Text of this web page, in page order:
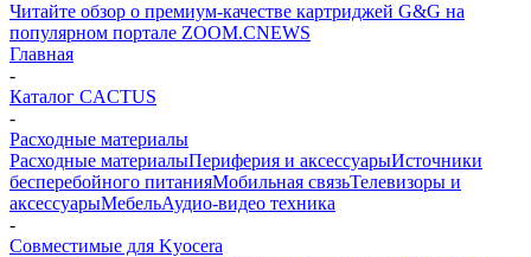
Читайте обзор о премиум-качестве картриджей G&G на
популярном портале ZOOM.CNEWS
Главная
-
Каталог CACTUS
-
Расходные материалы
Расходные материалыПериферия и аксессуарыИсточники
бесперебойного питанияМобильная связьТелевизоры и
аксессуарыМебельАудио-видео техника
-
Совместимые для Kyocera